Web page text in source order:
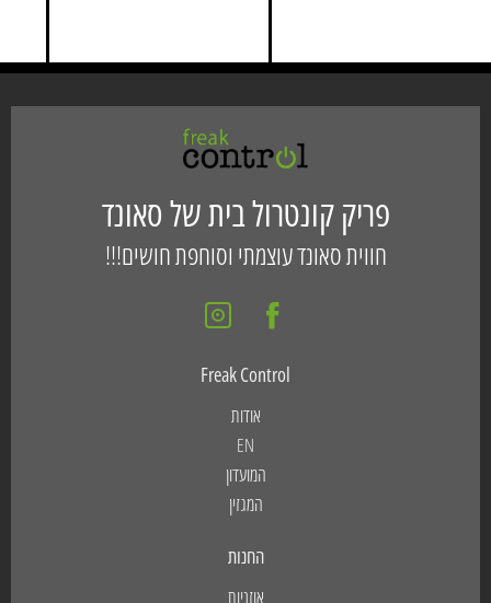
פריק קונטרול בית של סאונד
חווית סאונד עוצמתי וסוחפת חושים!!!
Freak Control
אודות
EN
המועדון
המגזין
החנות
אוזניות